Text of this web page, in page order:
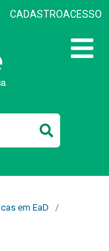
CADASTROACESSO
em EaD
/